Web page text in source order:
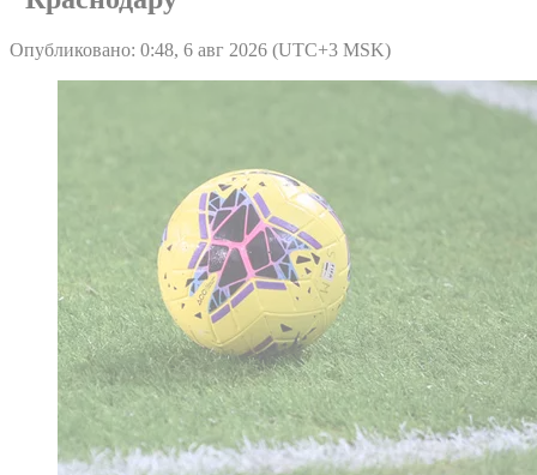
Опубликовано: 0:48, 6 авг 2026 (UTC+3 MSK)